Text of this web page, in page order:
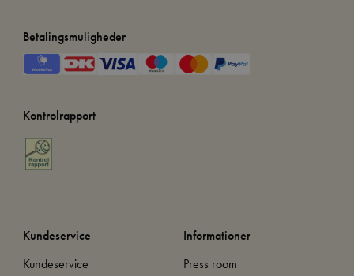
Betalingsmuligheder
Kontrolrapport
Kundeservice
Kundeservice
Informationer
Press room